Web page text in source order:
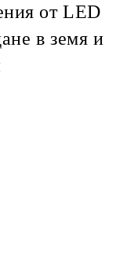
от LED
в земя и